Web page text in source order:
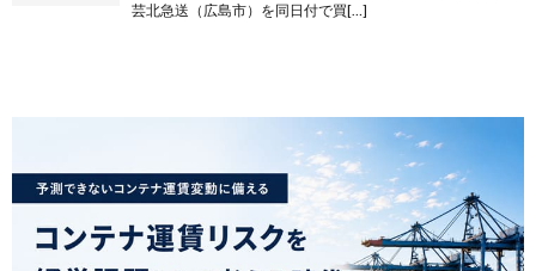
芸北急送（広島市）を同日付で買[…]